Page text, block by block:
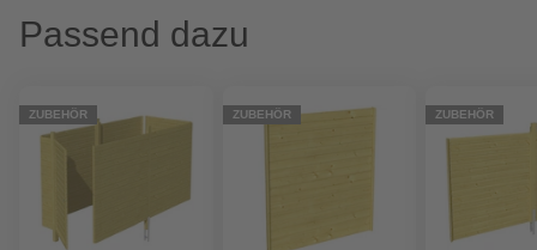
Passend dazu
ZUBEHÖR ZUBEHÖR ZUBEHÖR